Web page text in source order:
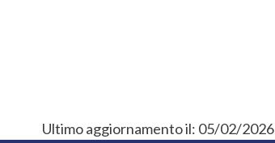
Ultimo aggiornamento il: 05/02/2026